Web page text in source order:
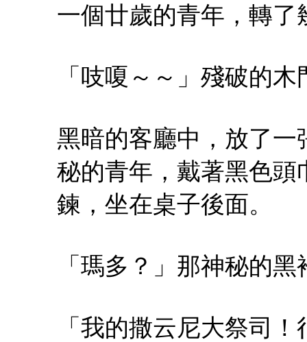
一個廿歲的青年，轉
「吱嗄～～」殘破的
黑暗的客廳中，放了
秘的青年，戴著黑色
鍊，坐在桌子後面。
「瑪多？」那神秘的
「我的撒云尼大祭司